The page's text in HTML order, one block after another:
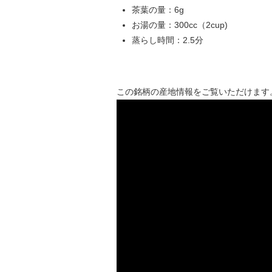
茶葉の量：6g
お湯の量：300cc（2cup)
蒸らし時間：2.5分
この銘柄の産地情報をご覧いただけます